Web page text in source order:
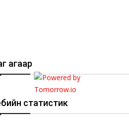
агаар
статистик